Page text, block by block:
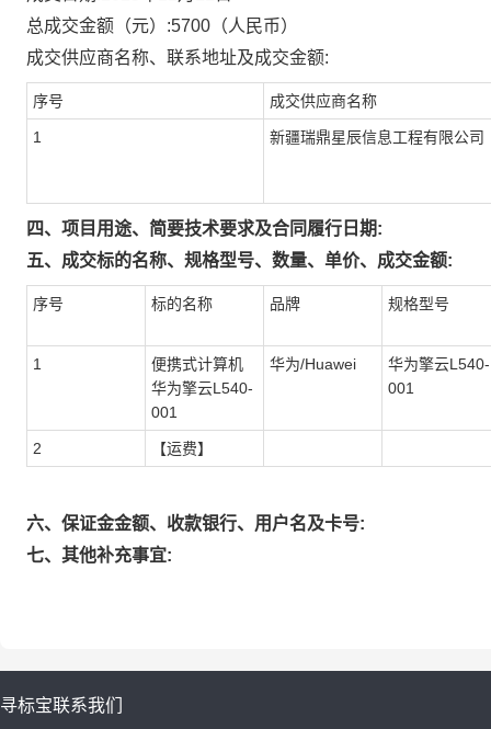
总成交金额（元）:5700 （人民币）
成交供应商名称、联系地址及成交金额:
序号 成交供应商名称
1 新疆瑞鼎星辰信息工程有限公司
四、项目用途、简要技术要求及合同履行日期:
五、成交标的名称、规格型号、数量、单价、成交金额:
序号 标的名称 品牌 规格型号
1
便携式计算机
华为擎云L540-
001
华为/Huawei
华为擎云L540-
001
2 【运费】
六、保证金金额、收款银行、用户名及卡号:
七、其他补充事宜:
寻标宝联系我们